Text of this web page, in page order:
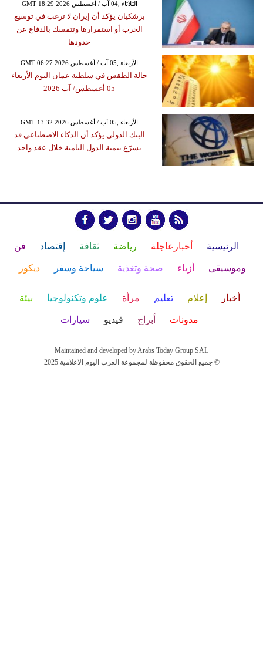
GMT 18:29 2026 الثلاثاء ,04 آب / أغسطس
بزشكيان يؤكد أن إيران لا ترغب في توسيع
الحرب أو استمرارها وتتمسك بالدفاع عن
حدودها
GMT 06:27 2026 الأربعاء ,05 آب / أغسطس
حالة الطقس في سلطنة عمان اليوم الأربعاء
05 أغسطس/ آب 2026
GMT 13:32 2026 الأربعاء ,05 آب / أغسطس
البنك الدولي يؤكد أن الذكاء الاصطناعي قد
يسرّع تنمية الدول النامية خلال عقد واحد
الرئيسية أخبارعاجلة رياضة ثقافة إقتصاد فن
وموسيقى أزياء صحة وتغذية سياحة وسفر ديكور
أخبار إعلام تعليم مرأة علوم وتكنولوجيا بيئة
مدونات أبراج فيديو سيارات
Maintained and developed by Arabs Today Group SAL
جميع الحقوق محفوظة لمجموعة العرب اليوم الاعلامية 2025 ©